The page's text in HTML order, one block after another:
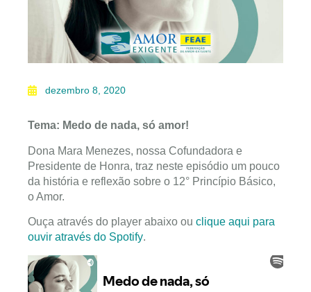
dezembro 8, 2020
Tema: Medo de nada, só amor!
Dona Mara Menezes, nossa Cofundadora e
Presidente de Honra, traz neste episódio um pouco
da história e reflexão sobre o 12° Princípio Básico,
o Amor.
Ouça através do player abaixo ou clique aqui para
ouvir através do Spotify.